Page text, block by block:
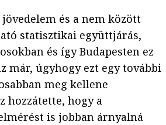
és a nem között
statisztikai együttjárás,
és így Budapesten ez
már, úgyhogy ezt egy további
meg kellene
hozzátette, hogy a
is jobban árnyalná